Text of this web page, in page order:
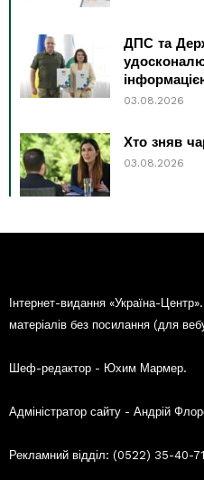
ДПС та
03.08.2026
Хто зняв
03.08.2026
Інтернет-видання «Україна-
матеріалів без посилання (для
Шеф-редактор - Юхим Мармер.
Адміністратор сайту - Андрій
Рекламний відділ: (0522) 35-40-